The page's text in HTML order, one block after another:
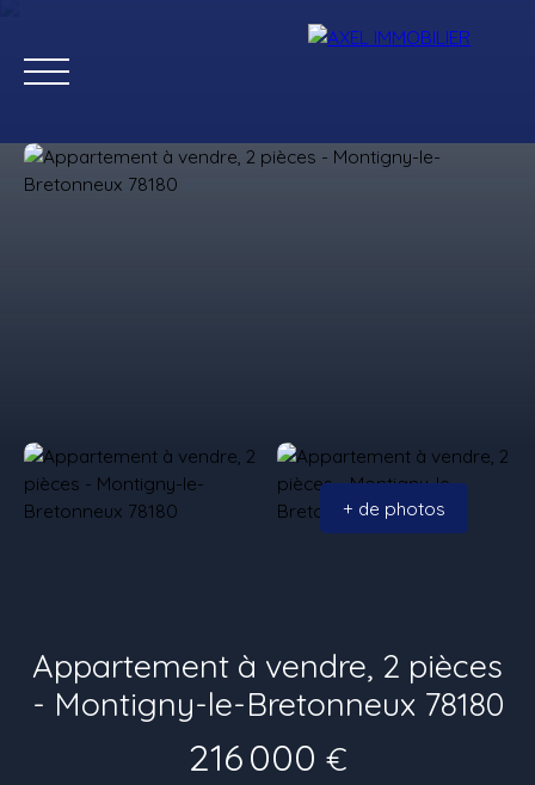
+ de photos
Appartement à vendre, 2 pièces
- Montigny-le-Bretonneux 78180
216 000 €